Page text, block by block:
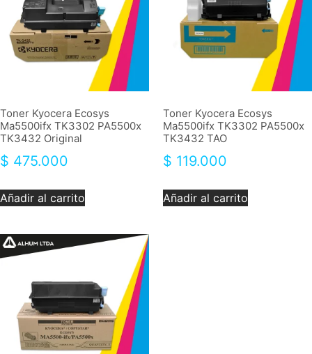
Toner Kyocera Ecosys
Ma5500ifx TK3302 PA5500x
TK3432 Original
$ 475.000
Añadir al carrito
Toner Kyocera Ecosys
Ma5500ifx TK3302 PA5500x
TK3432 TAO
$ 119.000
Añadir al carrito